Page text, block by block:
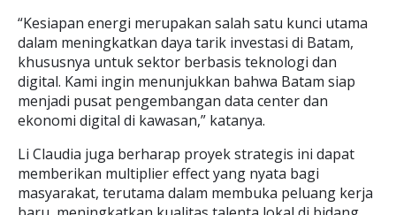
“Kesiapan energi merupakan salah satu kunci utama
dalam meningkatkan daya tarik investasi di Batam,
khususnya untuk sektor berbasis teknologi dan
digital. Kami ingin menunjukkan bahwa Batam siap
menjadi pusat pengembangan data center dan
ekonomi digital di kawasan,” katanya.
Li Claudia juga berharap proyek strategis ini dapat
memberikan multiplier effect yang nyata bagi
masyarakat, terutama dalam membuka peluang kerja